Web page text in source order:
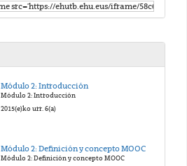
Módulo 2: Introducción
Módulo 2: Introducción
2015(e)ko urr. 6(a)
Módulo 2: Definición y concepto MOOC
Módulo 2: Definición y concepto MOOC